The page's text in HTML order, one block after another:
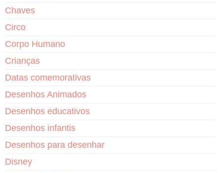
Chaves
Circo
Corpo Humano
Crianças
Datas comemorativas
Desenhos Animados
Desenhos educativos
Desenhos infantis
Desenhos para desenhar
Disney